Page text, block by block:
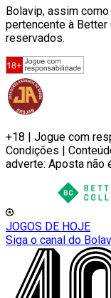
Bolavip, assim
pertencente à
reservados.
+18 | Jogue com
Condições |
adverte: Aposta não
JOGOS DE HOJE
Siga o canal do